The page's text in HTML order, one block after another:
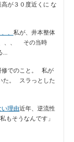
が３０度近くに な
、 私が、井本整体
、、、 その当時
修でのこと。 私が
た。 スラっとした
理由近年、逆流性
もそうなんです」